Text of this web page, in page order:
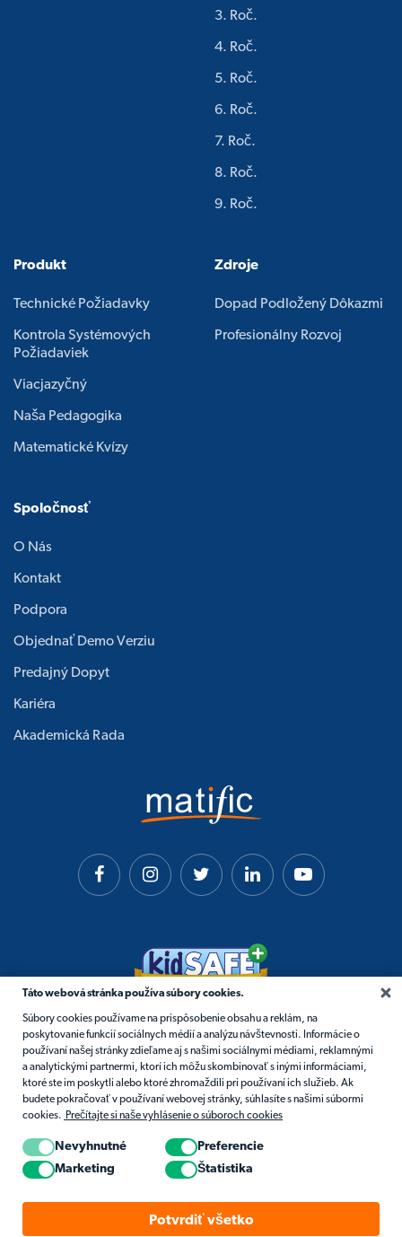
Táto webová stránka používa súbory cookies.
Súbory cookies používame na prispôsobenie obsahu a reklám, na
poskytovanie funkcií sociálnych médií a analýzu návštevnosti. Informácie o
používaní našej stránky zdieľame aj s našimi sociálnymi médiami, reklamnými
a analytickými partnermi, ktorí ich môžu skombinovať s inými informáciami,
ktoré ste im poskytli alebo ktoré zhromaždili pri používaní ich služieb. Ak
budete pokračovať v používaní webovej stránky, súhlasíte s našimi súbormi
cookies. Prečítajte si naše vyhlásenie o súboroch cookies
Nevyhnutné
Preferencie
Marketing
Štatistika
Potvrdiť všetko
3. Roč.
4. Roč.
5. Roč.
6. Roč.
7. Roč.
8. Roč.
9. Roč.
Produkt
Technické Požiadavky
Kontrola Systémových
Požiadaviek
Viacjazyčný
Naša Pedagogika
Matematické Kvízy
Zdroje
Dopad Podložený Dôkazmi
Profesionálny Rozvoj
Spoločnosť
O Nás
Kontakt
Podpora
Objednať Demo Verziu
Predajný Dopyt
Kariéra
Akademická Rada
© 2026 Matific. Všetky práva vyhradené.
Zásady Používania Súborov Cookies